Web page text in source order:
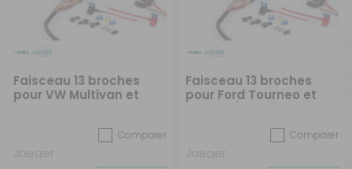
Faisceau 13 broches
pour VW Multivan et
Comparer
Jaeger
Faisceau 13 broches
pour Ford Tourneo et
Caravelle déjà pré-
câblé depuis 2023
Comparer
Jaeger